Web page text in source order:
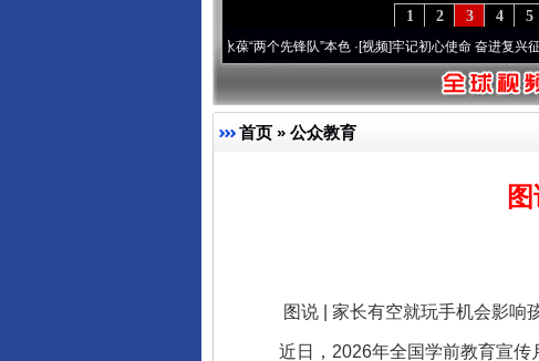
5
4
3
2
1
永葆“两个先锋队”本色·[视频]牢记初心使命 奋进复兴征程丨宝塔山下好光
首页 » 公众教育
图说 | 家长有空就玩手机会影响
近日，2026年全国学前教育宣传月